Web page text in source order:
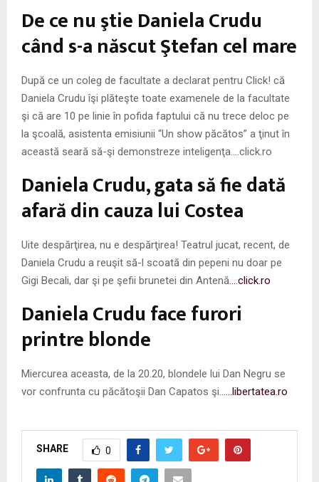
N
U
De ce nu ştie Daniela Crudu
când s-a născut Ştefan cel mare
După ce un coleg de facultate a declarat pentru Click! că
Daniela Crudu îşi plăteşte toate examenele de la facultate
şi că are 10 pe linie în pofida faptului că nu trece deloc pe
la şcoală, asistenta emisiunii “Un show păcătos” a ţinut în
această seară să-şi demonstreze inteligenţa….click.ro
Daniela Crudu, gata să fie dată
afară din cauza lui Costea
Uite despărţirea, nu e despărţirea! Teatrul jucat, recent, de
Daniela Crudu a reuşit să-l scoată din pepeni nu doar pe
Gigi Becali, dar şi pe şefii brunetei din Antenă.
…click.ro
Daniela Crudu face furori
printre blonde
Miercurea aceasta, de la 20.20, blondele lui Dan Negru se
vor confrunta cu păcătoşii Dan Capatos şi…
…libertatea.ro
SHARE 0